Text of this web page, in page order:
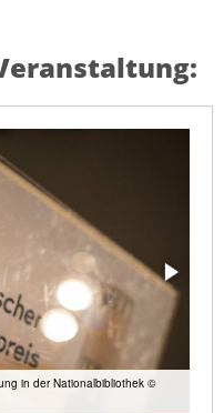
in der Nationalbibliothek ©